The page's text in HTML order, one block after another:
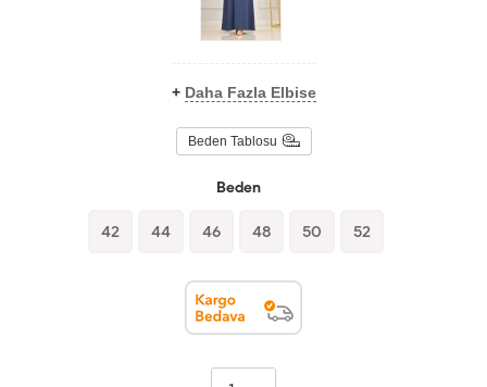
+ Daha Fazla Elbise
Beden Tablosu
Beden
42 44 46 48 50 52